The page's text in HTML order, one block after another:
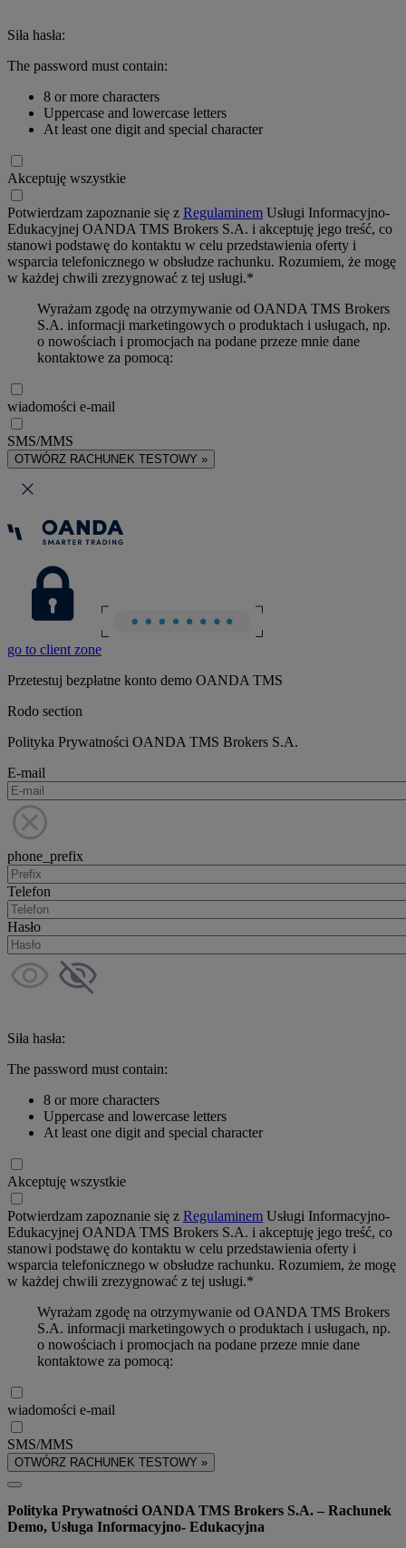
Siła hasła:
The password must contain:
8 or more characters
Uppercase and lowercase letters
At least one digit and special character
Akceptuję wszystkie
Potwierdzam zapoznanie się z Regulaminem Usługi Informacyjno-
Edukacyjnej OANDA TMS Brokers S.A. i akceptuję jego treść, co
stanowi podstawę do kontaktu w celu przedstawienia oferty i
wsparcia telefonicznego w obsłudze rachunku. Rozumiem, że mogę
w każdej chwili zrezygnować z tej usługi.*
Wyrażam zgodę na otrzymywanie od OANDA TMS Brokers
S.A. informacji marketingowych o produktach i usługach, np.
o nowościach i promocjach na podane przeze mnie dane
kontaktowe za pomocą:
wiadomości e-mail
SMS/MMS
OTWÓRZ RACHUNEK TESTOWY »
go to client zone
Przetestuj bezpłatne konto demo OANDA TMS
Rodo section
Polityka Prywatności OANDA TMS Brokers S.A.
E-mail
phone_prefix
Telefon
Hasło
Siła hasła:
The password must contain:
8 or more characters
Uppercase and lowercase letters
At least one digit and special character
Akceptuję wszystkie
Potwierdzam zapoznanie się z Regulaminem Usługi Informacyjno-
Edukacyjnej OANDA TMS Brokers S.A. i akceptuję jego treść, co
stanowi podstawę do kontaktu w celu przedstawienia oferty i
wsparcia telefonicznego w obsłudze rachunku. Rozumiem, że mogę
w każdej chwili zrezygnować z tej usługi.*
Wyrażam zgodę na otrzymywanie od OANDA TMS Brokers
S.A. informacji marketingowych o produktach i usługach, np.
o nowościach i promocjach na podane przeze mnie dane
kontaktowe za pomocą:
wiadomości e-mail
SMS/MMS
OTWÓRZ RACHUNEK TESTOWY »
Polityka Prywatności OANDA TMS Brokers S.A. – Rachunek
Demo, Usługa Informacyjno- Edukacyjna